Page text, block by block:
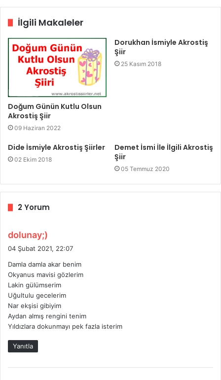
İlgili Makaleler
Doğum Günün Kutlu Olsun
Akrostiş Şiir
09 Haziran 2022
Dorukhan İsmiyle Akrostiş
Şiir
25 Kasım 2018
Dide İsmiyle Akrostiş Şiirler
02 Ekim 2018
Demet İsmi İle İlgili Akrostiş
Şiir
05 Temmuz 2020
2 Yorum
dolunay;)
e
i
k
i
04 Şubat 2021, 22:07
Damla damla akar benim
Okyanus mavisi gözlerim
Lakin gülümserim
Uğultulu gecelerim
Nar ekşisi gibiyim
Aydan almış rengini tenim
Yıldızlara dokunmayı pek fazla isterim
Yanıtla